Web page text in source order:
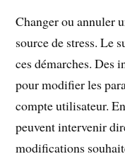
Changer ou annuler
source de stress. Le
ces démarches. Des
pour modifier les
compte utilisateur.
peuvent intervenir
modifications